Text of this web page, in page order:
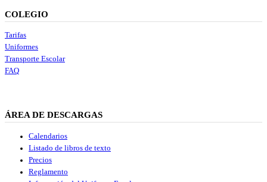
COLEGIO
Tarifas
Uniformes
Transporte Escolar
FAQ
ÁREA DE DESCARGAS
Calendarios
Listado de libros de texto
Precios
Reglamento